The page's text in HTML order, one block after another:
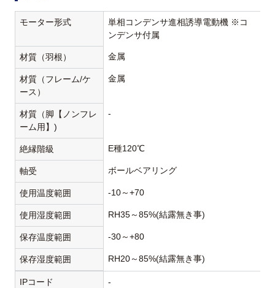
モーター形式
単相コンデンサ進相誘導電動機 ※コ
ンデンサ付属
材質（羽根） 金属
材質（フレーム/ケ
ース）
金属
材質（脚【ノンフレ
ーム用】)
-
絶縁階級 E種120℃
軸受 ボールベアリング
使用温度範囲 -10～+70
使用湿度範囲 RH35～85%(結露無き事)
保存温度範囲 -30～+80
保存湿度範囲 RH20～85%(結露無き事)
IPコード -